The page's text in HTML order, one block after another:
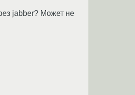
jabber? Может не